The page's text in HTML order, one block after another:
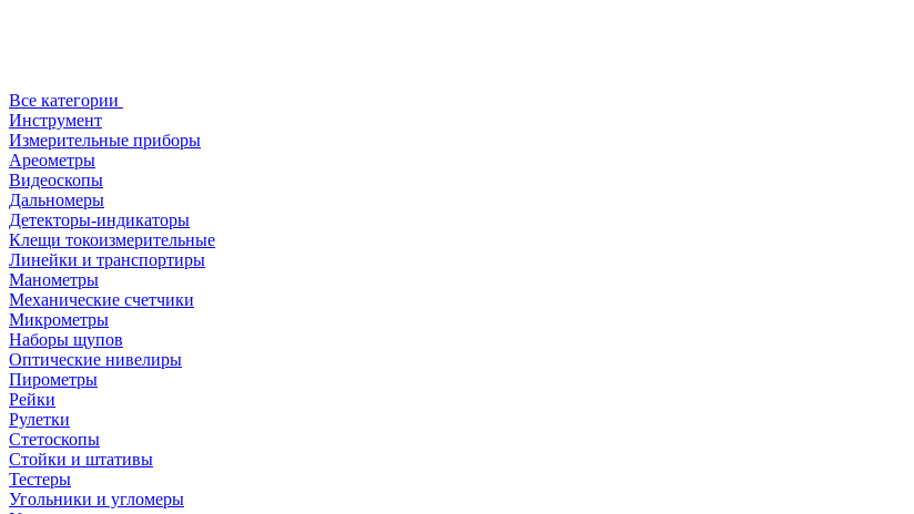
Все категории
Инструмент
Измерительные приборы
Ареометры
Видеоскопы
Дальномеры
Детекторы-индикаторы
Клещи токоизмерительные
Линейки и транспортиры
Манометры
Механические счетчики
Микрометры
Наборы щупов
Оптические нивелиры
Пирометры
Рейки
Рулетки
Стетоскопы
Стойки и штативы
Тестеры
Угольники и угломеры